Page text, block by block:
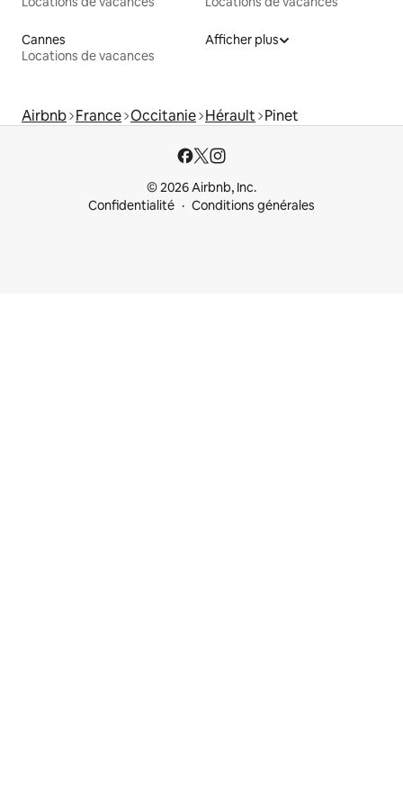
Cannes
Locations de vacances
Afficher plus
Airbnb France Occitanie Hérault Pinet
© 2026 Airbnb, Inc.
Confidentialité
Conditions générales